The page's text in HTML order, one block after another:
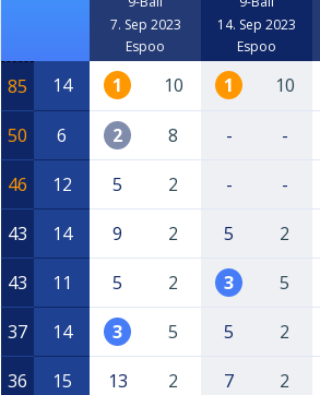
7. Sep 2023
Espoo
14. Sep 2023
Espoo
85 14 1 10 1 10
50 6 2 8 - -
46 12 5 2 - -
43 14 9 2 5 2
43 11 5 2 3 5
37 14 3 5 5 2
36 15 13 2 7 2